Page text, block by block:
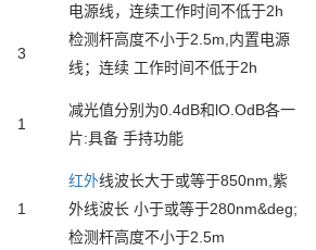
电源线，连续工作时间不低于2h
3
检测杆高度不小于2.5m,内置电源
线；连续 工作时间不低于2h
1
减光值分别为0.4dB和lO.OdB各一
片:具备 手持功能
1
红外线波长大于或等于850nm,紫
外线波长 小于或等于280nm&deg;
检测杆高度不小于2.5m